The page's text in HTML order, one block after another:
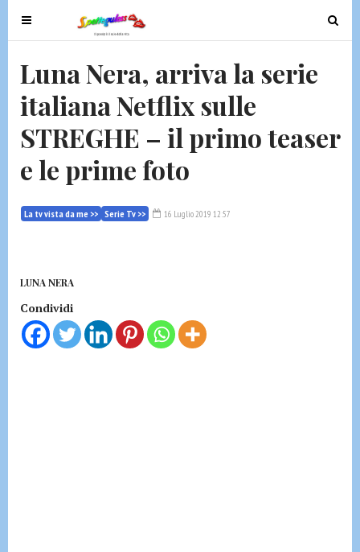
T
o
l
e
n
v
g
o
n
T
o
n
Luna Nera, arriva la serie
italiana Netflix sulle
STREGHE – il primo teaser
e le prime foto
La tv vista da me >> Serie Tv >> 16 Luglio 2019 12:57
LUNA NERA
Condividi